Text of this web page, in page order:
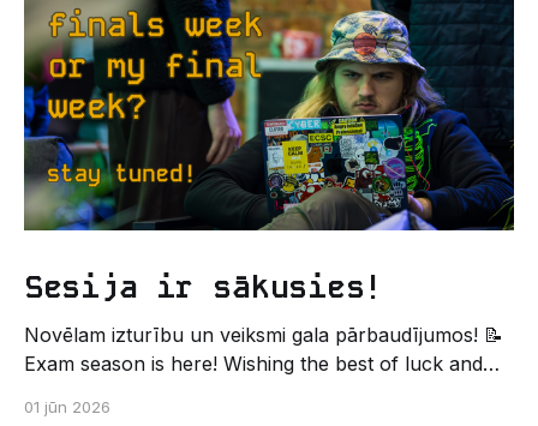
palīdzēs tev iegūt pirmos draugus, ieskatu studenta
Sesija ir sākusies!
Novēlam izturību un veiksmi gala pārbaudījumos! 📝
Exam season is here! Wishing the best of luck and
01 jūn 2026